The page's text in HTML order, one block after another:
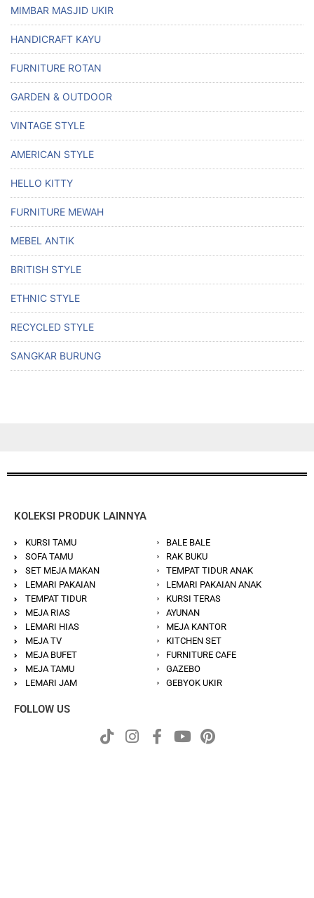
MIMBAR MASJID UKIR
HANDICRAFT KAYU
FURNITURE ROTAN
GARDEN & OUTDOOR
VINTAGE STYLE
AMERICAN STYLE
HELLO KITTY
FURNITURE MEWAH
MEBEL ANTIK
BRITISH STYLE
ETHNIC STYLE
RECYCLED STYLE
SANGKAR BURUNG
KOLEKSI PRODUK LAINNYA
KURSI TAMU
SOFA TAMU
SET MEJA MAKAN
LEMARI PAKAIAN
TEMPAT TIDUR
MEJA RIAS
LEMARI HIAS
MEJA TV
MEJA BUFET
MEJA TAMU
LEMARI JAM
BALE BALE
RAK BUKU
TEMPAT TIDUR ANAK
LEMARI PAKAIAN ANAK
KURSI TERAS
AYUNAN
MEJA KANTOR
KITCHEN SET
FURNITURE CAFE
GAZEBO
GEBYOK UKIR
FOLLOW US